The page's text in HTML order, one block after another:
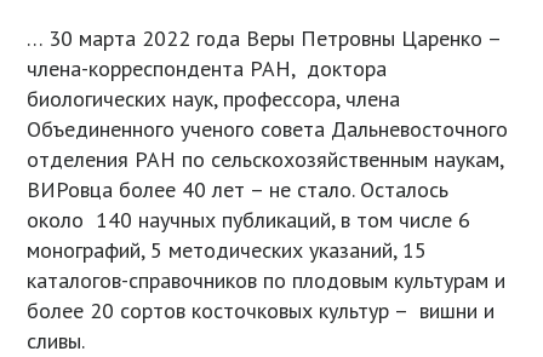
… 30 марта 2022 года Веры Петровны Царенко –
члена-корреспондента РАН, доктора
биологических наук, профессора, члена
Объединенного ученого совета Дальневосточного
отделения РАН по сельскохозяйственным наукам,
ВИРовца более 40 лет – не стало. Осталось
около 140 научных публикаций, в том числе 6
монографий, 5 методических указаний, 15
каталогов-справочников по плодовым культурам и
более 20 сортов косточковых культур – вишни и
сливы.